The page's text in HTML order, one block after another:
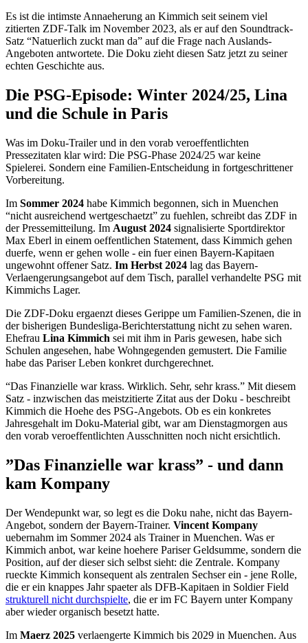
Es ist die intimste Annaeherung an Kimmich seit seinem viel
zitierten ZDF-Talk im November 2023, als er auf den Soundtrack-
Satz “Natuerlich zuckt man da” auf die Frage nach Auslands-
Angeboten antwortete. Die Doku zieht diesen Satz jetzt zu seiner
echten Geschichte aus.
Die PSG-Episode: Winter 2024/25, Lina
und die Schule in Paris
Was im Doku-Trailer und in den vorab veroeffentlichten
Pressezitaten klar wird: Die PSG-Phase 2024/25 war keine
Spielerei. Sondern eine Familien-Entscheidung in fortgeschrittener
Vorbereitung.
Im Sommer 2024 habe Kimmich begonnen, sich in Muenchen
“nicht ausreichend wertgeschaetzt” zu fuehlen, schreibt das ZDF in
der Pressemitteilung. Im August 2024 signalisierte Sportdirektor
Max Eberl in einem oeffentlichen Statement, dass Kimmich gehen
duerfe, wenn er gehen wolle - ein fuer einen Bayern-Kapitaen
ungewohnt offener Satz. Im Herbst 2024 lag das Bayern-
Verlaengerungsangebot auf dem Tisch, parallel verhandelte PSG mit
Kimmichs Lager.
Die ZDF-Doku ergaenzt dieses Gerippe um Familien-Szenen, die in
der bisherigen Bundesliga-Berichterstattung nicht zu sehen waren.
Ehefrau Lina Kimmich sei mit ihm in Paris gewesen, habe sich
Schulen angesehen, habe Wohngegenden gemustert. Die Familie
habe das Pariser Leben konkret durchgerechnet.
“Das Finanzielle war krass. Wirklich. Sehr, sehr krass.” Mit diesem
Satz - inzwischen das meistzitierte Zitat aus der Doku - beschreibt
Kimmich die Hoehe des PSG-Angebots. Ob es ein konkretes
Jahresgehalt im Doku-Material gibt, war am Dienstagmorgen aus
den vorab veroeffentlichten Ausschnitten noch nicht ersichtlich.
”Das Finanzielle war krass” - und dann
kam Kompany
Der Wendepunkt war, so legt es die Doku nahe, nicht das Bayern-
Angebot, sondern der Bayern-Trainer. Vincent Kompany
uebernahm im Sommer 2024 als Trainer in Muenchen. Was er
Kimmich anbot, war keine hoehere Pariser Geldsumme, sondern die
Position, auf der dieser sich selbst sieht: die Zentrale. Kompany
rueckte Kimmich konsequent als zentralen Sechser ein - jene Rolle,
die er ein knappes Jahr spaeter als DFB-Kapitaen in Soldier Field
strukturell nicht durchspielte, die er im FC Bayern unter Kompany
aber wieder organisch besetzt hatte.
Im Maerz 2025 verlaengerte Kimmich bis 2029 in Muenchen. Aus